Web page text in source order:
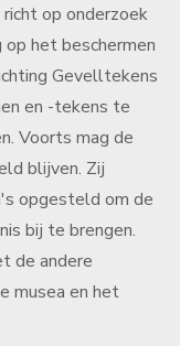
op onderzoek
het beschermen
Gevelltekens
en -tekens te
Voorts mag de
blijven. Zij
opgesteld om de
bij te brengen.
de andere
musea en het